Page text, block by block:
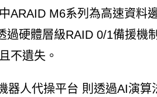
ARAID M6系列為高速資料
過硬體層級RAID 0/1備援機
不遺失。
器人代操平台 則透過AI演